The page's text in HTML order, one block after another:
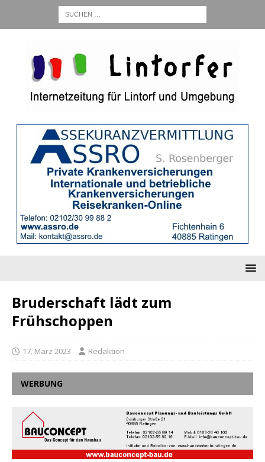
Bruderschaft lädt zum
Frühschoppen
17. März 2023 Redaktion
WERBUNG